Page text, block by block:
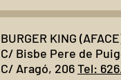
BURGER KING
C/ Bisbe Pere de
C/ Aragó, 206Tel: